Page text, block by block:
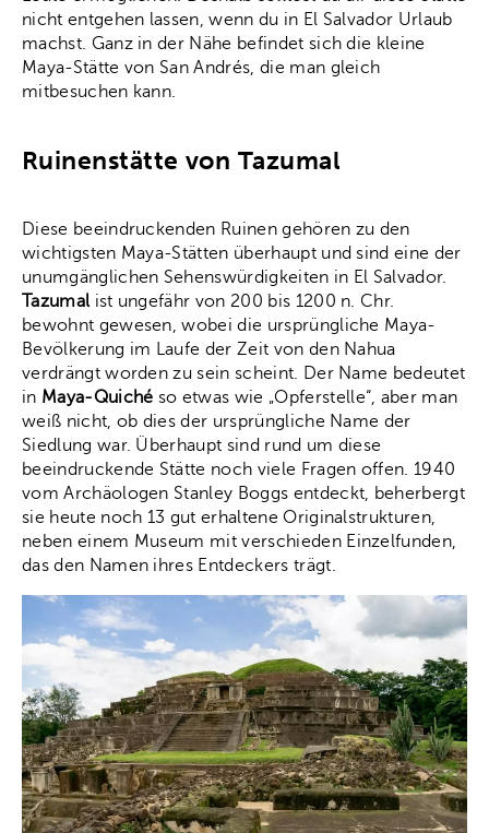
nicht entgehen lassen, wenn du in El Salvador Urlaub
machst. Ganz in der Nähe befindet sich die kleine
Maya-Stätte von San Andrés, die man gleich
mitbesuchen kann.
Ruinenstätte von Tazumal
Diese beeindruckenden Ruinen gehören zu den
wichtigsten Maya-Stätten überhaupt und sind eine der
unumgänglichen Sehenswürdigkeiten in El Salvador.
Tazumalist ungefähr von 200 bis 1200 n. Chr.
bewohnt gewesen, wobei die ursprüngliche Maya-
Bevölkerung im Laufe der Zeit von den Nahua
verdrängt worden zu sein scheint. Der Name bedeutet
in Maya-Quiché so etwas wie „Opferstelle“, aber man
weiß nicht, ob dies der ursprüngliche Name der
Siedlung war. Überhaupt sind rund um diese
beeindruckende Stätte noch viele Fragen offen. 1940
vom Archäologen Stanley Boggs entdeckt, beherbergt
sie heute noch 13 gut erhaltene Originalstrukturen,
neben einem Museum mit verschieden Einzelfunden,
das den Namen ihres Entdeckers trägt.